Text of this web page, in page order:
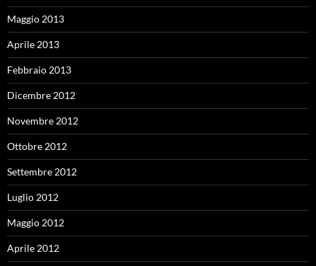
Maggio 2013
Aprile 2013
Febbraio 2013
Dicembre 2012
Novembre 2012
Ottobre 2012
Settembre 2012
Luglio 2012
Maggio 2012
Aprile 2012